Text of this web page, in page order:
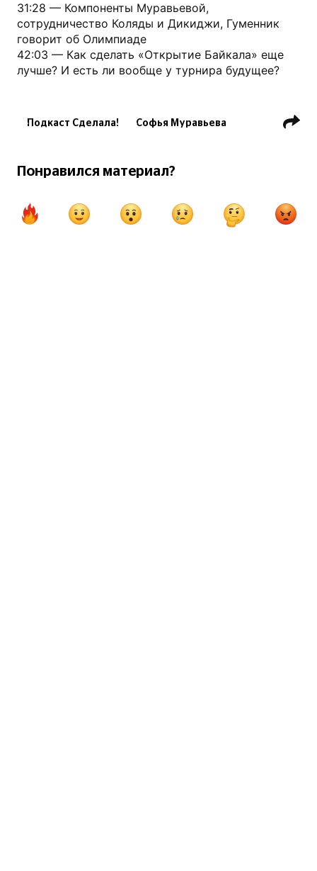
31:28 — Компоненты Муравьевой,
сотрудничество Коляды и Дикиджи, Гуменник
говорит об Олимпиаде
42:03 — Как сделать «Открытие Байкала» еще
лучше? И есть ли вообще у турнира будущее?
Подкаст Сделала! Софья Муравьева
Глеб Лутфуллин Петр Гуменник
А. Мишина / А. Галлямов
Понравился материал?